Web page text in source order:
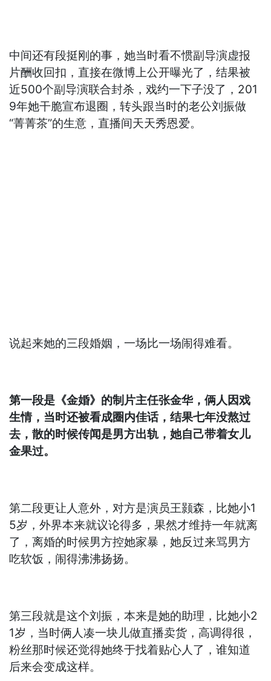
中间还有段挺刚的事，她当时看不惯副导演虚报
片酬收回扣，直接在微博上公开曝光了，结果被
近500个副导演联合封杀，戏约一下子没了，201
9年她干脆宣布退圈，转头跟当时的老公刘振做
“菁菁茶”的生意，直播间天天秀恩爱。
说起来她的三段婚姻，一场比一场闹得难看。
第一段是《金婚》的制片主任张金华，俩人因戏
生情，当时还被看成圈内佳话，结果七年没熬过
去，散的时候传闻是男方出轨，她自己带着女儿
金果过。
第二段更让人意外，对方是演员王颢森，比她小1
5岁，外界本来就议论得多，果然才维持一年就离
了，离婚的时候男方控她家暴，她反过来骂男方
吃软饭，闹得沸沸扬扬。
第三段就是这个刘振，本来是她的助理，比她小2
1岁，当时俩人凑一块儿做直播卖货，高调得很，
粉丝那时候还觉得她终于找着贴心人了，谁知道
后来会变成这样。